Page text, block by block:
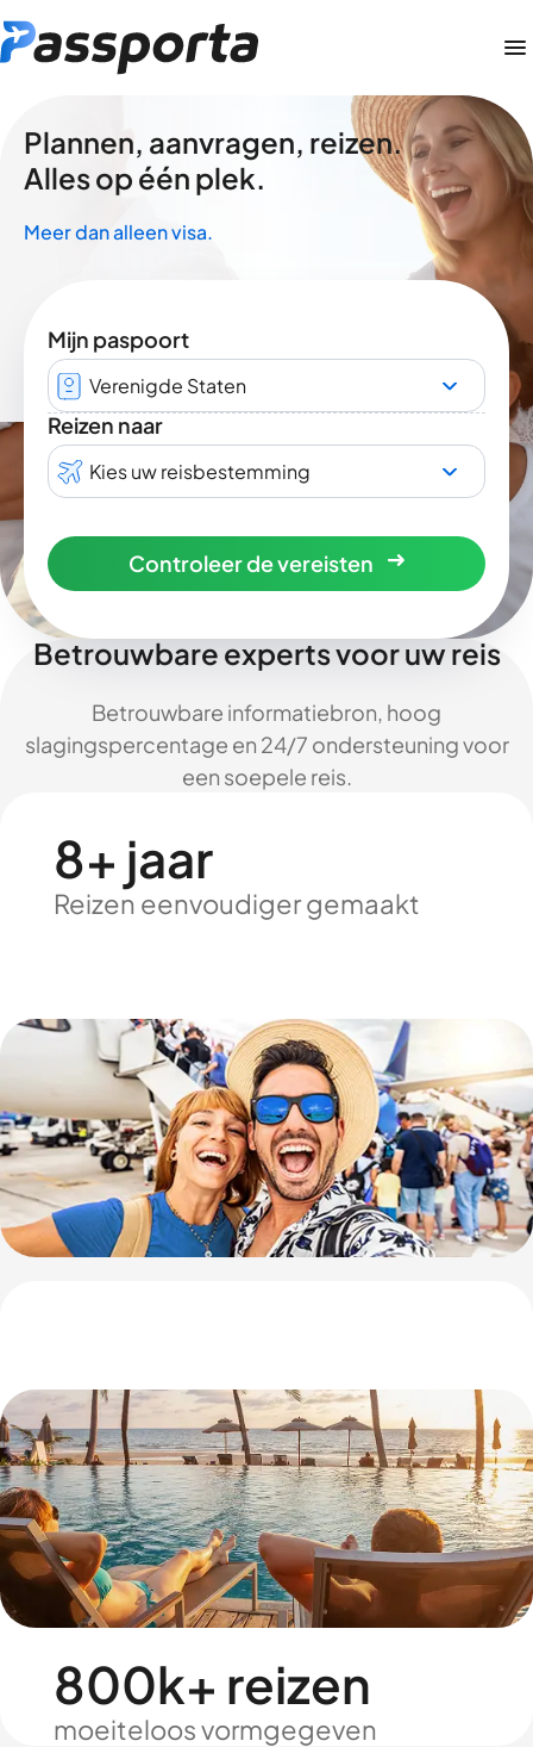
Plannen, aanvragen, reizen.
Alles op één plek.
Meer dan alleen visa.
Mijn paspoort
Verenigde Staten
Reizen naar
Kies uw reisbestemming
Controleer de vereisten
Betrouwbare experts voor uw reis
Betrouwbare informatiebron, hoog
slagingspercentage en 24/7 ondersteuning voor
een soepele reis.
8+ jaar
Reizen eenvoudiger gemaakt
800k+ reizen
moeiteloos vormgegeven